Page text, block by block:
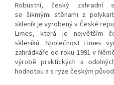
Robustní, český zahradní
se šikmými stěnami z
skleník je vyrobený v České
Limes, která je největším
skleníků. Společnost Limes
zahrádkáře od roku 1991 v
výrobě praktických a
hodnotou a s ryze českým